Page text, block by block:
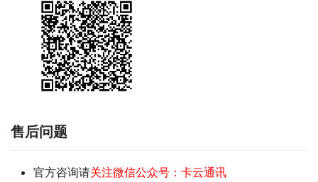
售后问题
官方咨询请关注微信公众号：卡云通讯